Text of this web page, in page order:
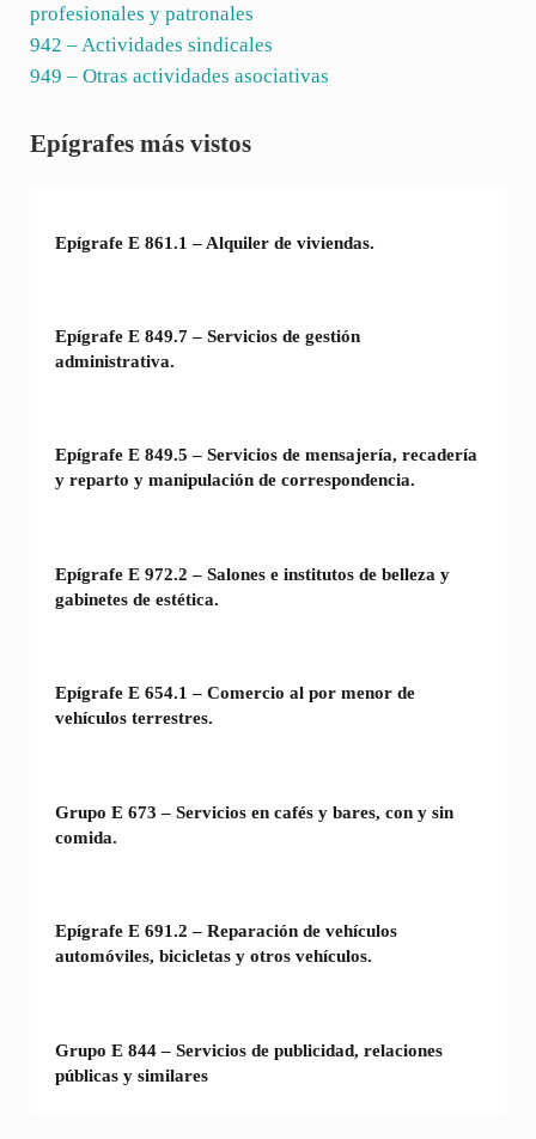
profesionales y patronales
942 – Actividades sindicales
949 – Otras actividades asociativas
Sidebar
Epígrafes más vistos
Epígrafe E 861.1 – Alquiler de viviendas.
Epígrafe E 849.7 – Servicios de gestión
administrativa.
Epígrafe E 849.5 – Servicios de mensajería, recadería
y reparto y manipulación de correspondencia.
Epígrafe E 972.2 – Salones e institutos de belleza y
gabinetes de estética.
Epígrafe E 654.1 – Comercio al por menor de
vehículos terrestres.
Grupo E 673 – Servicios en cafés y bares, con y sin
comida.
Epígrafe E 691.2 – Reparación de vehículos
automóviles, bicicletas y otros vehículos.
Grupo E 844 – Servicios de publicidad, relaciones
públicas y similares